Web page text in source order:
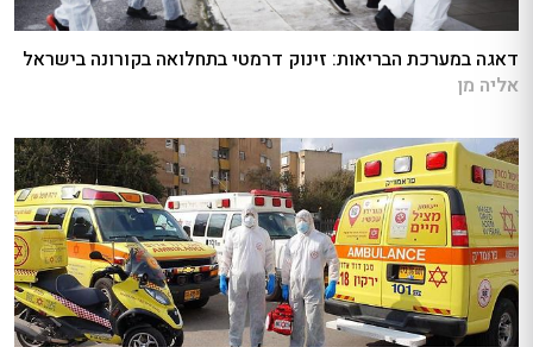
דאגה במערכת הבריאות: זינוק דרמטי בתחלואה בקורונה בישראל
אליה מן